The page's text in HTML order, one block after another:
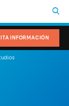
INFORMACIÓN